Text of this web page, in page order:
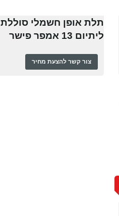
תלת אופן חשמלי סוללת
ליתיום 13 אמפר פישר
צור קשר להצעת מחיר